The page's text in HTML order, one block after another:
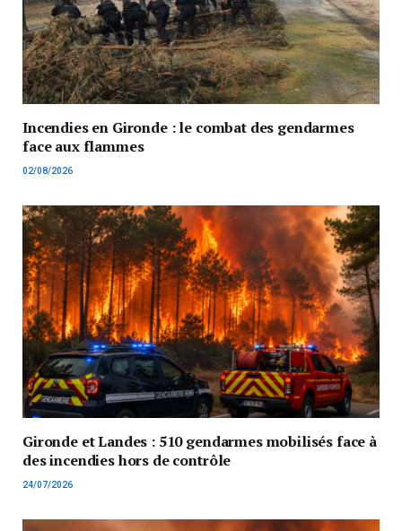
Incendies en Gironde : le combat des gendarmes
face aux flammes
02/08/2026
Gironde et Landes : 510 gendarmes mobilisés face à
des incendies hors de contrôle
24/07/2026